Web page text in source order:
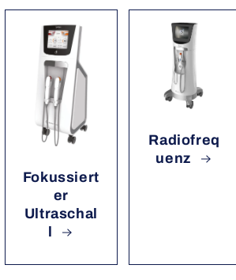
Fokussiert
er
Ultraschal
Radiofreq
uenz